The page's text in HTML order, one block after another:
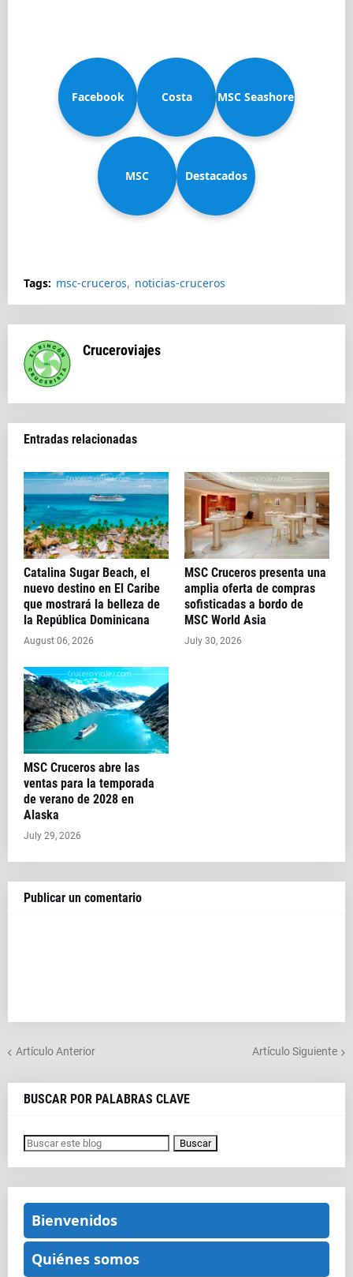
Facebook Costa
Diadema
MSC Seashore
MSC Destacados
Tags: msc-cruceros noticias-cruceros
Cruceroviajes
Entradas relacionadas
Catalina Sugar Beach, el
nuevo destino en El Caribe
que mostrará la belleza de
la República Dominicana
August 06, 2026
MSC Cruceros presenta una
amplia oferta de compras
sofisticadas a bordo de
MSC World Asia
July 30, 2026
MSC Cruceros abre las
ventas para la temporada
de verano de 2028 en
Alaska
July 29, 2026
Publicar un comentario
Artículo Anterior Artículo Siguiente
BUSCAR POR PALABRAS CLAVE
Bienvenidos
Quiénes somos